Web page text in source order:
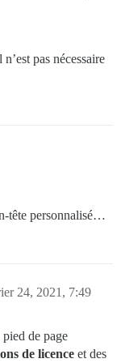
pas nécessaire
tête personnalisé…
24, 2021, 7:49
de page
de licence et des